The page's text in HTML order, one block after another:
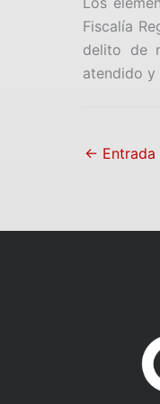
Fiscalía
delito de
atendido y
←